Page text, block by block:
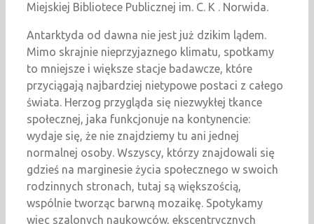
Miejskiej Bibliotece Publicznej im. C. K . Norwida.
Antarktyda od dawna nie jest już dzikim lądem.
Mimo skrajnie nieprzyjaznego klimatu, spotkamy
to mniejsze i większe stacje badawcze, które
przyciągają najbardziej nietypowe postaci z całego
świata. Herzog przygląda się niezwykłej tkance
społecznej, jaka funkcjonuje na kontynencie:
wydaje się, że nie znajdziemy tu ani jednej
normalnej osoby. Wszyscy, którzy znajdowali się
gdzieś na marginesie życia społecznego w swoich
rodzinnych stronach, tutaj są większością,
wspólnie tworząc barwną mozaikę. Spotykamy
więc szalonych naukowców, ekscentrycznych